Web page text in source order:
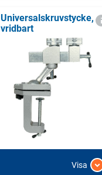
Universalskruvstycke,
vridbart
Visa